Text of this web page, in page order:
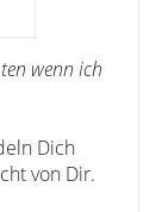
wenn ich
Dich
von Dir.